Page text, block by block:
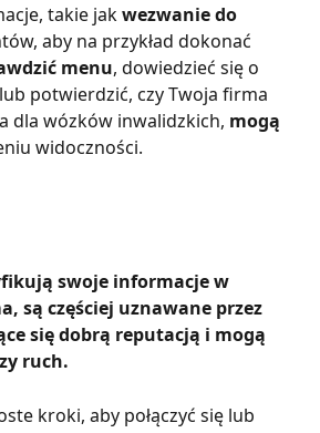
takie jak wezwanie do
aby na przykład dokonać
menu, dowiedzieć się o
lub potwierdzić, czy Twoja firma
dla wózków inwalidzkich, mogą
widoczności.
swoje informacje w
są częściej uznawane przez
się dobrą reputacją i mogą
ruch.
kroki, aby połączyć się lub